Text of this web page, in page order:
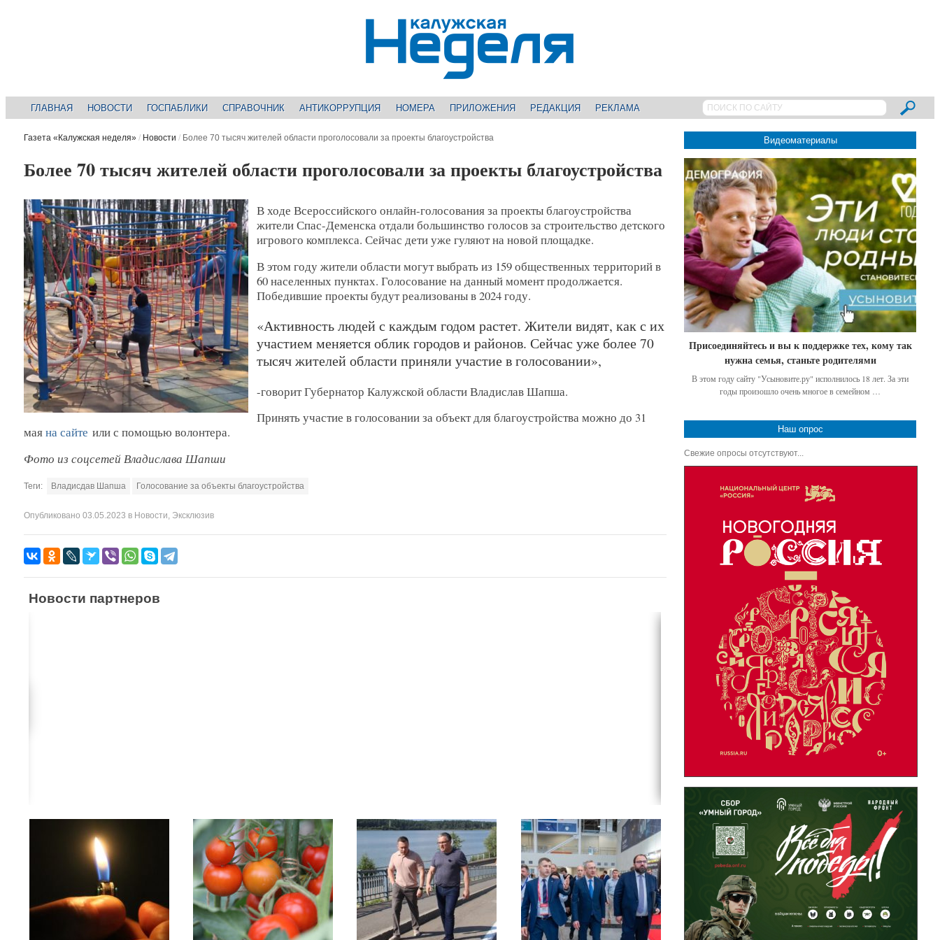
ГЛАВНАЯ НОВОСТИ ГОСПАБЛИКИ СПРАВОЧНИК АНТИКОРРУПЦИЯ НОМЕРА ПРИЛОЖЕНИЯ РЕДАКЦИЯ РЕКЛАМА
Газета «Калужская неделя» / Новости / Более 70 тысяч жителей области проголосовали за проекты благоустройства
Более 70 тысяч жителей области проголосовали за проекты благоустройства
В ходе Всероссийского онлайн-голосования за проекты благоустройства
жители Спас-Деменска отдали большинство голосов за строительство детского
игрового комплекса. Сейчас дети уже гуляют на новой площадке.
В этом году жители области могут выбрать из 159 общественных территорий в
60 населенных пунктах. Голосование на данный момент продолжается.
Победившие проекты будут реализованы в 2024 году.
«Активность людей с каждым годом растет. Жители видят, как с их
участием меняется облик городов и районов. Сейчас уже более 70
тысяч жителей области приняли участие в голосовании»,
-говорит Губернатор Калужской области Владислав Шапша.
Принять участие в голосовании за объект для благоустройства можно до 31
маяна сайте или с помощью волонтера.
Фото из соцсетей Владислава Шапши
Теги: Владисдав Шапша Голосование за объекты благоустройства
Опубликовано 03.05.2023 в Новости, Эксклюзив
Новости партнеров
Видеоматериалы
Присоединяйтесь и вы к поддержке тех, кому так
нужна семья, станьте родителями
В этом году сайту "Усыновите.ру" исполнилось 18 лет. За эти
годы произошло очень многое в семейном …
Наш опрос
Свежие опросы отсутствуют...